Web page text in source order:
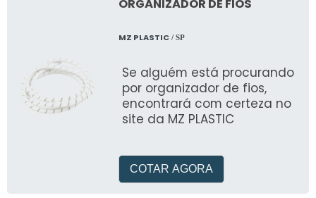
ORGANIZADOR DE FIOS
MZ PLASTIC/ SP
Se alguém está procurando
por organizador de fios,
encontrará com certeza no
site da MZ PLASTIC
COTAR AGORA